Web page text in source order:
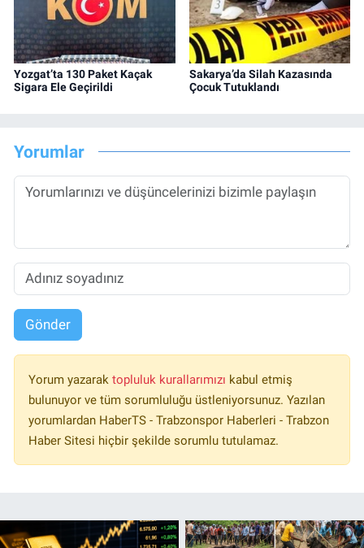
Yozgat’ta 130 Paket Kaçak
Sigara Ele Geçirildi
Sakarya’da Silah Kazasında
Çocuk Tutuklandı
Yorumlar
Gönder
Yorum yazarak topluluk kurallarımızı kabul etmiş
bulunuyor ve tüm sorumluluğu üstleniyorsunuz. Yazılan
yorumlardan HaberTS - Trabzonspor Haberleri - Trabzon
Haber Sitesi hiçbir şekilde sorumlu tutulamaz.